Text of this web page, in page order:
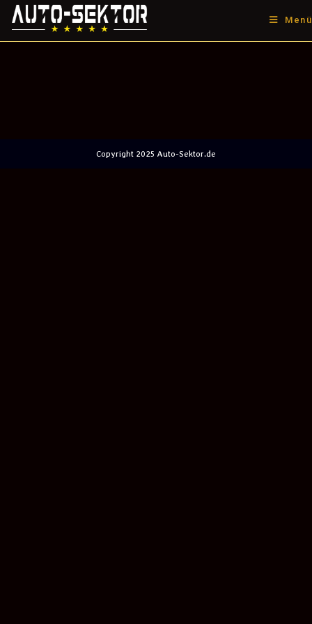
Menü
Copyright 2025 Auto-Sektor.de